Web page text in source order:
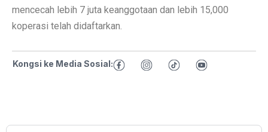
mencecah lebih 7 juta keanggotaan dan lebih 15,000
koperasi telah didaftarkan.
Kongsi ke Media Sosial: